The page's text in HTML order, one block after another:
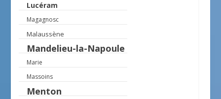
Lucéram
Magagnosc
Malaussène
Mandelieu-la-Napoule
Marie
Massoins
Menton